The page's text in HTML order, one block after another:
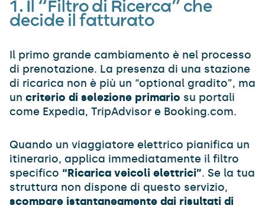
1. Il “Filtro di Ricerca” che
decide il fatturato
Il primo grande cambiamento è nel processo
di prenotazione. La presenza di una stazione
di ricarica non è più un “optional gradito”, ma
un criterio di selezione primario su portali
come Expedia, TripAdvisor e Booking.com.
Quando un viaggiatore elettrico pianifica un
itinerario, applica immediatamente il filtro
specifico “Ricarica veicoli elettrici”. Se la tua
struttura non dispone di questo servizio,
scompare istantaneamente dai risultati di